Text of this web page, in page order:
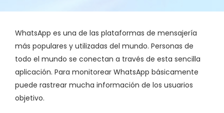
WhatsApp es una de las plataformas de mensajería
más populares y utilizadas del mundo. Personas de
todo el mundo se conectan a través de esta sencilla
aplicación. Para monitorear WhatsApp básicamente
puede rastrear mucha información de los usuarios
objetivo.